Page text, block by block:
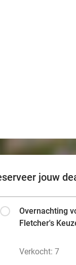
jouw
Overnachting
Fletcher's
Verkocht: 7